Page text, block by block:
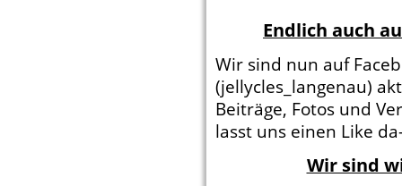
Endlich auch
Wir sind nun auf
(jellycles_langenau)
Beiträge, Fotos und
lasst uns einen Like
Wir sind